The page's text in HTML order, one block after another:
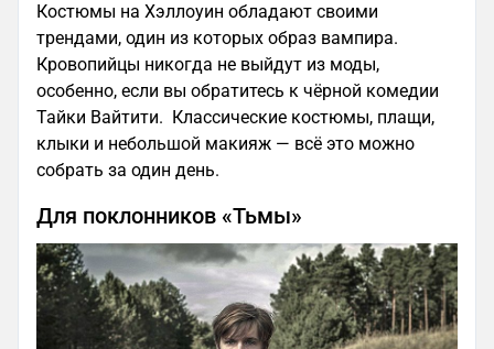
Костюмы на Хэллоуин обладают своими
трендами, один из которых образ вампира.
Кровопийцы никогда не выйдут из моды,
особенно, если вы обратитесь к чёрной комедии
Тайки Вайтити. Классические костюмы, плащи,
клыки и небольшой макияж — всё это можно
собрать за один день.
Для поклонников «Тьмы»